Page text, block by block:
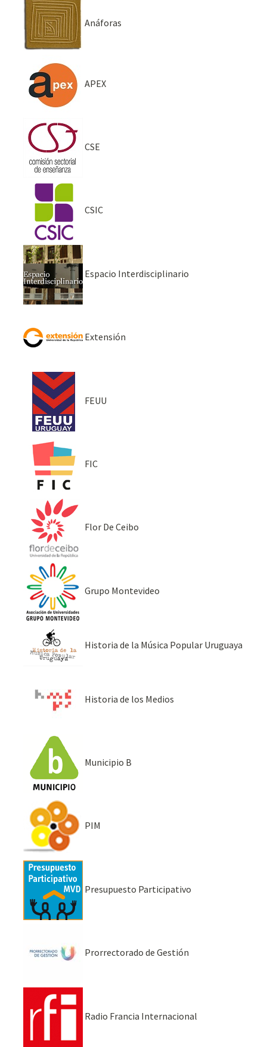
Anáforas
APEX
CSE
CSIC
Espacio Interdisciplinario
Extensión
FEUU
FIC
Flor De Ceibo
Grupo Montevideo
Historia de la Música Popular Uruguaya
Historia de los Medios
Municipio B
PIM
Presupuesto Participativo
Prorrectorado de Gestión
Radio Francia Internacional